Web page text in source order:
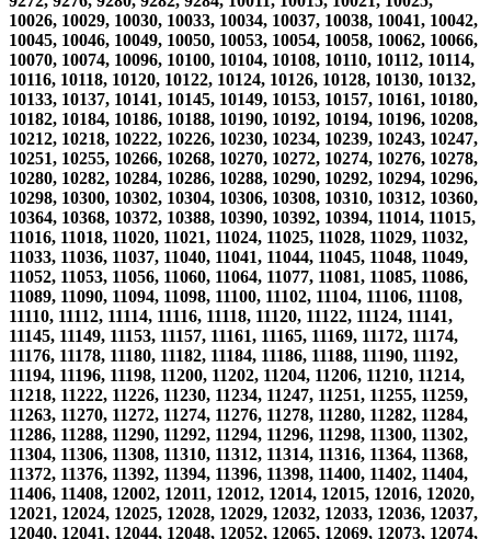
10026, 10029, 10030, 10033, 10034, 10037, 10038, 10041, 10042,
10045, 10046, 10049, 10050, 10053, 10054, 10058, 10062, 10066,
10070, 10074, 10096, 10100, 10104, 10108, 10110, 10112, 10114,
10116, 10118, 10120, 10122, 10124, 10126, 10128, 10130, 10132,
10133, 10137, 10141, 10145, 10149, 10153, 10157, 10161, 10180,
10182, 10184, 10186, 10188, 10190, 10192, 10194, 10196, 10208,
10212, 10218, 10222, 10226, 10230, 10234, 10239, 10243, 10247,
10251, 10255, 10266, 10268, 10270, 10272, 10274, 10276, 10278,
10280, 10282, 10284, 10286, 10288, 10290, 10292, 10294, 10296,
10298, 10300, 10302, 10304, 10306, 10308, 10310, 10312, 10360,
10364, 10368, 10372, 10388, 10390, 10392, 10394, 11014, 11015,
11016, 11018, 11020, 11021, 11024, 11025, 11028, 11029, 11032,
11033, 11036, 11037, 11040, 11041, 11044, 11045, 11048, 11049,
11052, 11053, 11056, 11060, 11064, 11077, 11081, 11085, 11086,
11089, 11090, 11094, 11098, 11100, 11102, 11104, 11106, 11108,
11110, 11112, 11114, 11116, 11118, 11120, 11122, 11124, 11141,
11145, 11149, 11153, 11157, 11161, 11165, 11169, 11172, 11174,
11176, 11178, 11180, 11182, 11184, 11186, 11188, 11190, 11192,
11194, 11196, 11198, 11200, 11202, 11204, 11206, 11210, 11214,
11218, 11222, 11226, 11230, 11234, 11247, 11251, 11255, 11259,
11263, 11270, 11272, 11274, 11276, 11278, 11280, 11282, 11284,
11286, 11288, 11290, 11292, 11294, 11296, 11298, 11300, 11302,
11304, 11306, 11308, 11310, 11312, 11314, 11316, 11364, 11368,
11372, 11376, 11392, 11394, 11396, 11398, 11400, 11402, 11404,
11406, 11408, 12002, 12011, 12012, 12014, 12015, 12016, 12020,
12021, 12024, 12025, 12028, 12029, 12032, 12033, 12036, 12037,
12040, 12041, 12044, 12048, 12052, 12065, 12069, 12073, 12074,